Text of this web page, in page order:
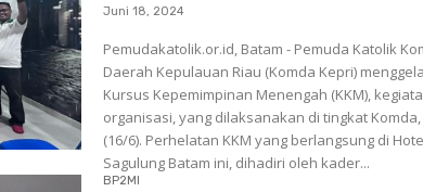
Juni 18, 2024
Pemudakatolik.or.id, Batam - Pemuda Katolik
Daerah Kepulauan Riau (Komda Kepri)
Kursus Kepemimpinan Menengah (KKM),
organisasi, yang dilaksanakan di tingkat Komda,
(16/6). Perhelatan KKM yang berlangsung di Hotel Venia –
Sagulung Batam ini, dihadiri oleh kader...
BP2MI